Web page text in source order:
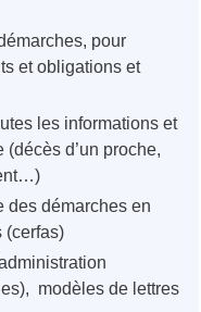
pour
et obligations et
les informations et
d’un proche,
des démarches en
(cerfas)
modèles de lettres